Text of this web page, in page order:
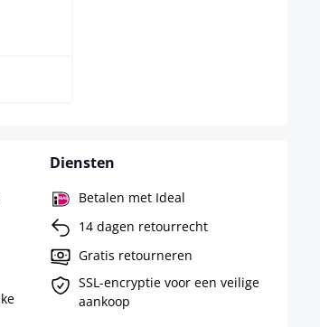
Diensten
Betalen met Ideal
14 dagen retourrecht
Gratis retourneren
SSL-encryptie voor een veilige
aankoop